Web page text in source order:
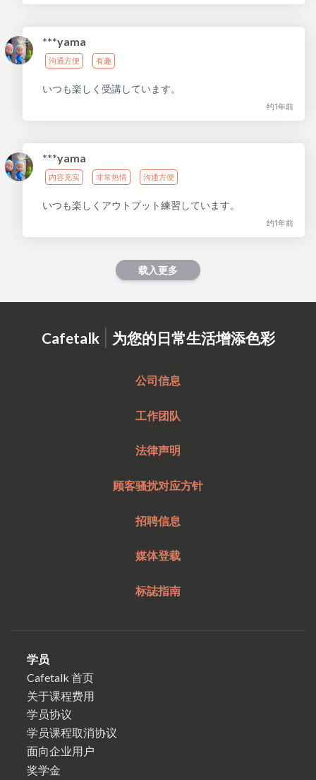
***yama
沟通方便 有趣
いつも楽しく受講しています。
约1年前
***yama
内容充实 非常热情 沟通方便
いつも楽しくアウトプット練習しています。
约1年前
载入更多
Cafetalk | 为您的日常生活增添色彩
公司信息
工作团队
法律声明
顾客骚扰对应方针
招聘信息
媒体登载
标誌指南
学员
Cafetalk 首页
关于课程费用
学员协议
学员课程取消协议
面向企业用户
奖学金